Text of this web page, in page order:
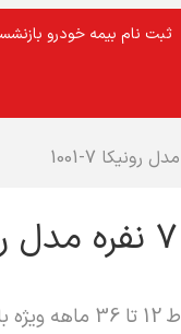
ثبت نام بیمه خودرو
خرید اقساطی کالا